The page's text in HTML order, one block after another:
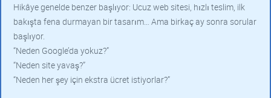
Hikâye genelde benzer başlıyor: Ucuz web sitesi, hızlı teslim, ilk
bakışta fena durmayan bir tasarım… Ama birkaç ay sonra sorular
başlıyor.
“Neden Google’da yokuz?”
“Neden site yavaş?”
“Neden her şey için ekstra ücret istiyorlar?”